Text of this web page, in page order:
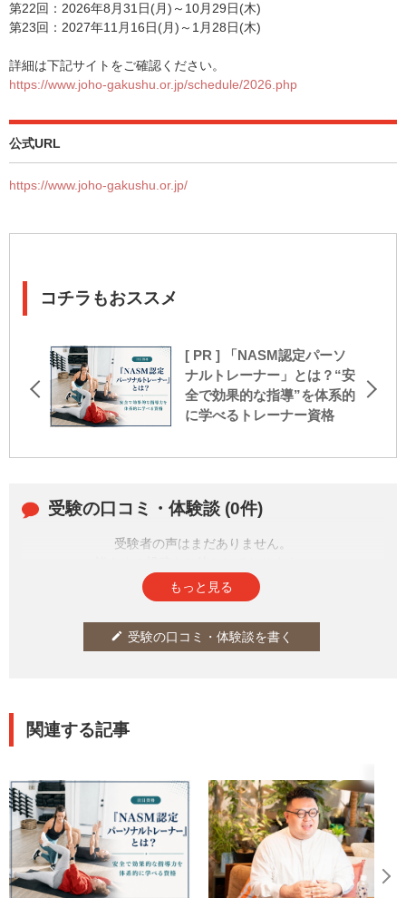
第22回：2026年8月31日(月)～10月29日(木)
第23回：2027年11月16日(月)～1月28日(木)
詳細は下記サイトをご確認ください。
https://www.joho-gakushu.or.jp/schedule/2026.php
公式URL
https://www.joho-gakushu.or.jp/
コチラもおススメ
[ PR ] 「NASM認定パーソ
ナルトレーナー」とは？“安
全で効果的な指導”を体系的
に学べるトレーナー資格
受験の口コミ・体験談 (0件)
受験者の声はまだありません。
もっと見る
edit 受験の口コミ・体験談を書く
関連する記事